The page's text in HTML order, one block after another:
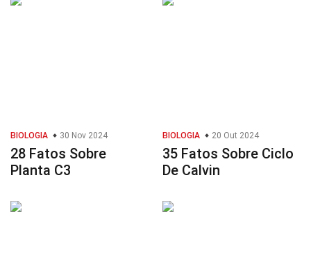
BIOLOGIA 30 Nov 2024
28 Fatos Sobre
Planta C3
BIOLOGIA 20 Out 2024
35 Fatos Sobre Ciclo
De Calvin